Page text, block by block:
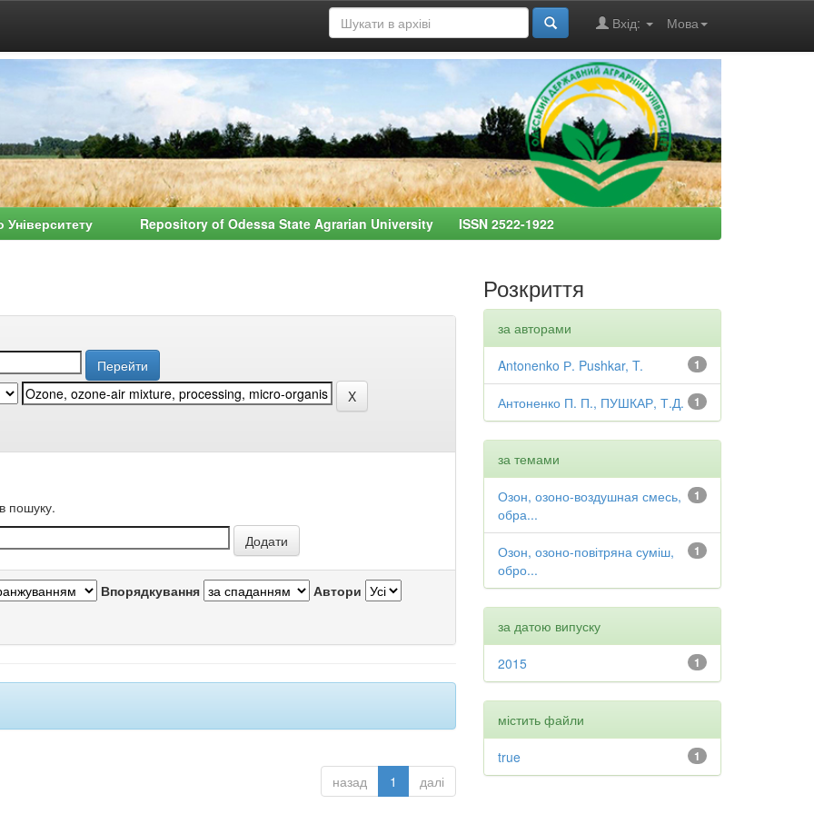
Мова
Вхід:
Університету Repository of Odessa State Agrarian University ISSN 2522-1922
пошуку.
Впорядкування Автори
назад 1 далі
Розкриття
за авторами
1
Antonenko Р. Pushkar, T.
1
Антоненко П. П., ПУШКАР, Т.Д.
за темами
1
Озон, озоно-воздушная смесь,
обра...
1
Озон, озоно-повітряна суміш,
обро...
за датою випуску
1
2015
містить файли
1
true